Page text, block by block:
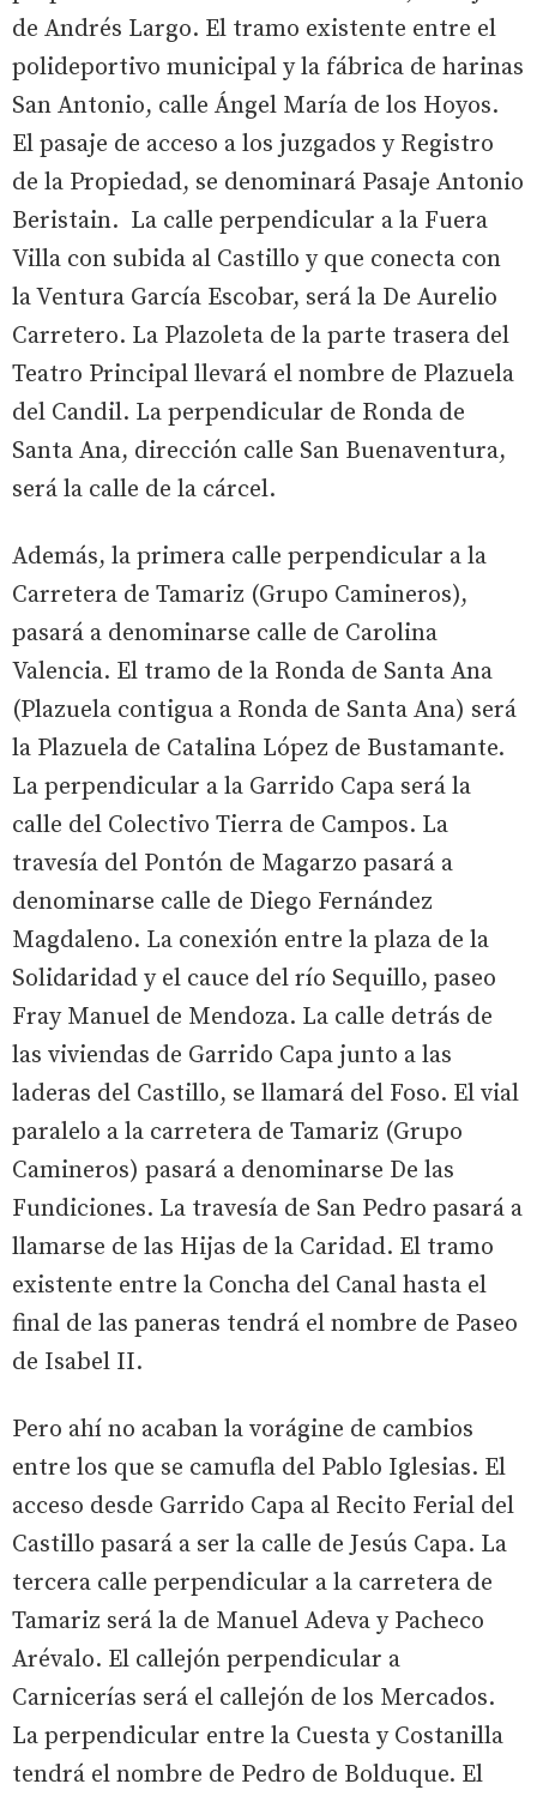
de Andrés Largo. El tramo existente entre el
polideportivo municipal y la fábrica de harinas
San Antonio, calle Ángel María de los Hoyos.
El pasaje de acceso a los juzgados y Registro
de la Propiedad, se denominará Pasaje Antonio
Beristain. La calle perpendicular a la Fuera
Villa con subida al Castillo y que conecta con
la Ventura García Escobar, será la De Aurelio
Carretero. La Plazoleta de la parte trasera del
Teatro Principal llevará el nombre de Plazuela
del Candil. La perpendicular de Ronda de
Santa Ana, dirección calle San Buenaventura,
será la calle de la cárcel.
Además, la primera calle perpendicular a la
Carretera de Tamariz (Grupo Camineros),
pasará a denominarse calle de Carolina
Valencia. El tramo de la Ronda de Santa Ana
(Plazuela contigua a Ronda de Santa Ana) será
la Plazuela de Catalina López de Bustamante.
La perpendicular a la Garrido Capa será la
calle del Colectivo Tierra de Campos. La
travesía del Pontón de Magarzo pasará a
denominarse calle de Diego Fernández
Magdaleno. La conexión entre la plaza de la
Solidaridad y el cauce del río Sequillo, paseo
Fray Manuel de Mendoza. La calle detrás de
las viviendas de Garrido Capa junto a las
laderas del Castillo, se llamará del Foso. El vial
paralelo a la carretera de Tamariz (Grupo
Camineros) pasará a denominarse De las
Fundiciones. La travesía de San Pedro pasará a
llamarse de las Hijas de la Caridad. El tramo
existente entre la Concha del Canal hasta el
final de las paneras tendrá el nombre de Paseo
de Isabel II.
Pero ahí no acaban la vorágine de cambios
entre los que se camufla del Pablo Iglesias. El
acceso desde Garrido Capa al Recito Ferial del
Castillo pasará a ser la calle de Jesús Capa. La
tercera calle perpendicular a la carretera de
Tamariz será la de Manuel Adeva y Pacheco
Arévalo. El callejón perpendicular a
Carnicerías será el callejón de los Mercados.
La perpendicular entre la Cuesta y Costanilla
tendrá el nombre de Pedro de Bolduque. El